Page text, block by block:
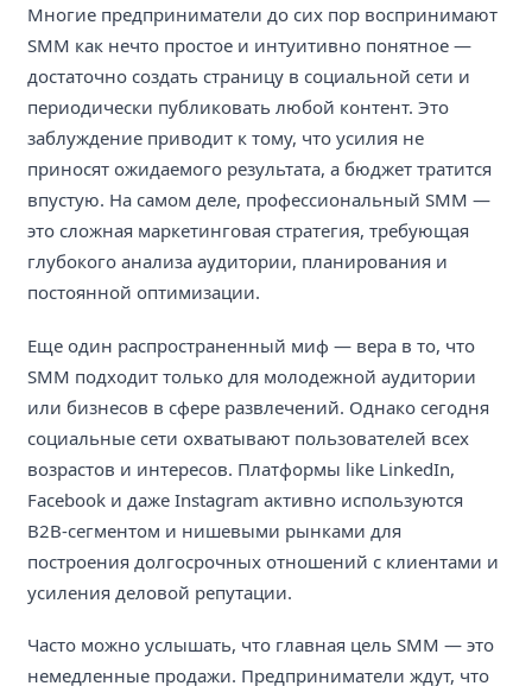
Многие предприниматели до сих пор воспринимают
SMM как нечто простое и интуитивно понятное —
достаточно создать страницу в социальной сети и
периодически публиковать любой контент. Это
заблуждение приводит к тому, что усилия не
приносят ожидаемого результата, а бюджет тратится
впустую. На самом деле, профессиональный SMM —
это сложная маркетинговая стратегия, требующая
глубокого анализа аудитории, планирования и
постоянной оптимизации.
Еще один распространенный миф — вера в то, что
SMM подходит только для молодежной аудитории
или бизнесов в сфере развлечений. Однако сегодня
социальные сети охватывают пользователей всех
возрастов и интересов. Платформы like LinkedIn,
Facebook и даже Instagram активно используются
B2B-сегментом и нишевыми рынками для
построения долгосрочных отношений с клиентами и
усиления деловой репутации.
Часто можно услышать, что главная цель SMM — это
немедленные продажи. Предприниматели ждут, что